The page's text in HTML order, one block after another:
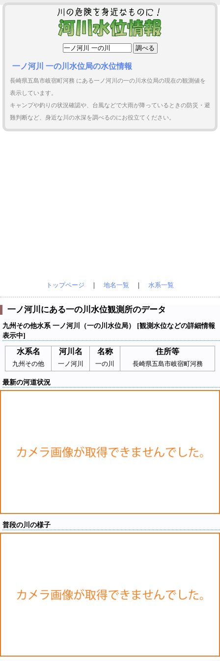
一ノ河川 一の川水位局の水位情報
長崎県五島市岐宿町河務 にある一ノ河川の一の川水位局の現在の観測値を
表示しています。
キャンプや釣りの状況確認や、台風などで大雨が降っているときの防災・避
難判断など、身近な川の水深を調べるのにお役立てください。
トップページ ｜ 地名一覧 ｜ 水系一覧
一ノ河川にある一の川水位観測所のデータ
九州その他水系 一ノ河川（一の川水位局） [観測水位などの詳細情報
表示中]
水系名 河川名 名称 住所等
九州その他 一ノ河川 一の川 長崎県五島市岐宿町河務
最新の河道状況
普段の川の様子